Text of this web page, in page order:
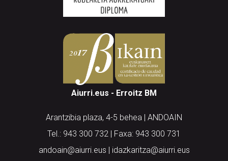
Aiurri.eus - Erroitz BM
Arantzibia plaza, 4-5 behea | ANDOAIN
Tel.: 943 300 732 | Faxa: 943 300 731
andoain@aiurri.eus | idazkaritza@aiurri.eus